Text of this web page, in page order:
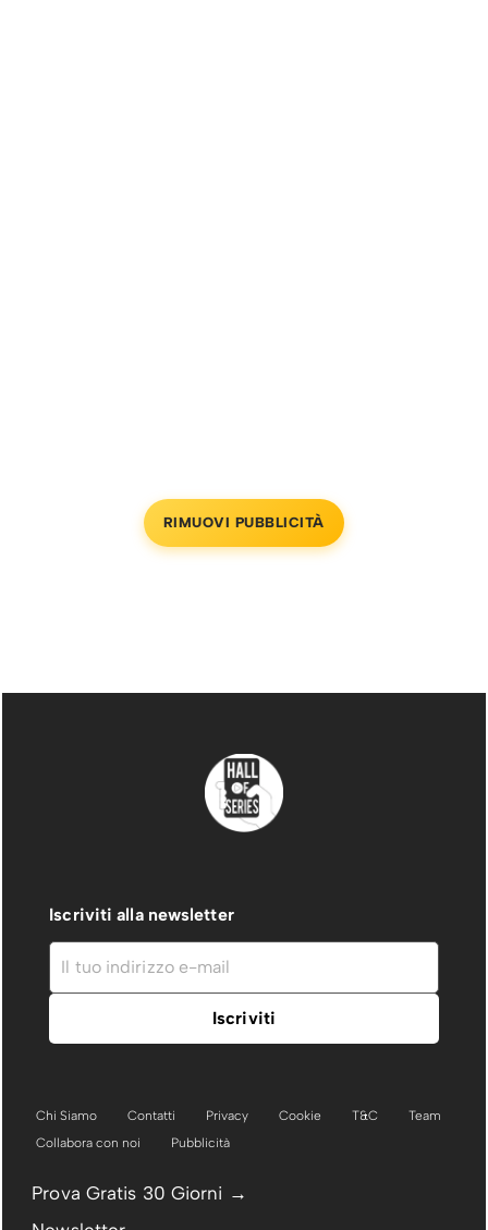
RIMUOVI PUBBLICITÀ
Iscriviti alla newsletter
Chi Siamo Contatti Privacy Cookie T&C
Team
Collabora con noi
Pubblicità
Prova Gratis 30 Giorni →